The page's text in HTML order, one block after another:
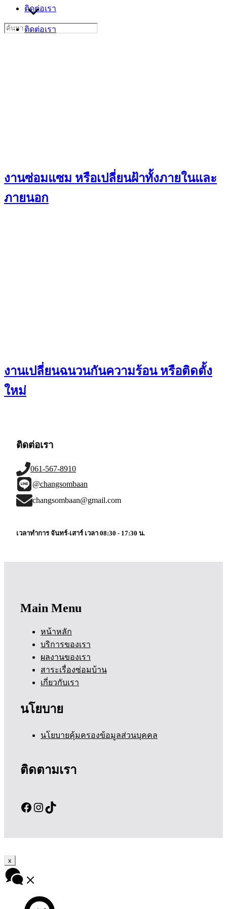
ติดต่อเรา
ติดต่อเรา
Search
for:
งานซ่อมแซม หรือเปลี่ยนฝ้าทั้งภายในและ
ภายนอก
งานเปลี่ยนฉนวนกันความร้อน หรือติดตั้ง
ใหม่
ติดต่อเรา
061-567-8910
@changsombaan
changsombaan@gmail.com
เวลาทำการ จันทร์-เสาร์ เวลา 08:30 - 17:30 น.
Main Menu
หน้าหลัก
บริการของเรา
ผลงานของเรา
สาระเรื่องซ่อมบ้าน
เกี่ยวกับเรา
นโยบาย
นโยบายคุ้มครองข้อมูลส่วนบุคคล
ติดตามเรา
Facebook
Instagram
TikTok
x